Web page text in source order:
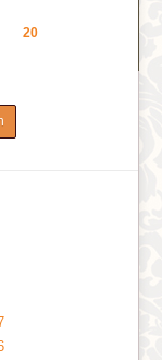
20